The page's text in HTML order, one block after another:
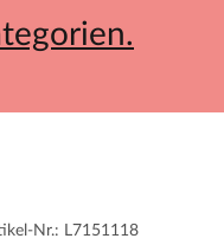
Nr.: L7151118